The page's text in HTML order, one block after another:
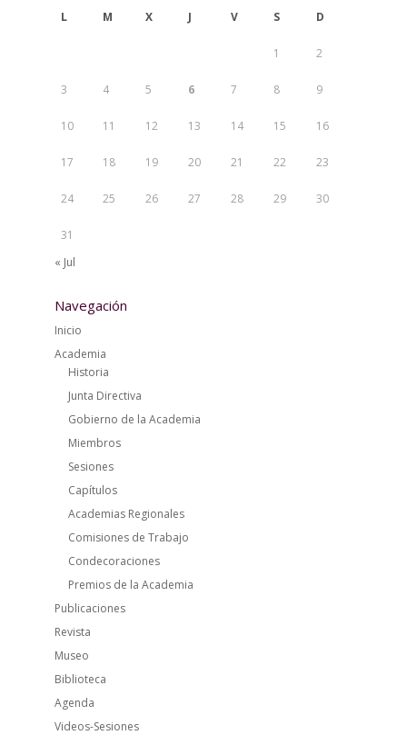
L M X J V S D
1 2
3 4 5 6 7 8 9
10 11 12 13 14 15 16
17 18 19 20 21 22 23
24 25 26 27 28 29 30
31
« Jul
Navegación
Inicio
Academia
Historia
Junta Directiva
Gobierno de la Academia
Miembros
Sesiones
Capítulos
Academias Regionales
Comisiones de Trabajo
Condecoraciones
Premios de la Academia
Publicaciones
Revista
Museo
Biblioteca
Agenda
Videos-Sesiones